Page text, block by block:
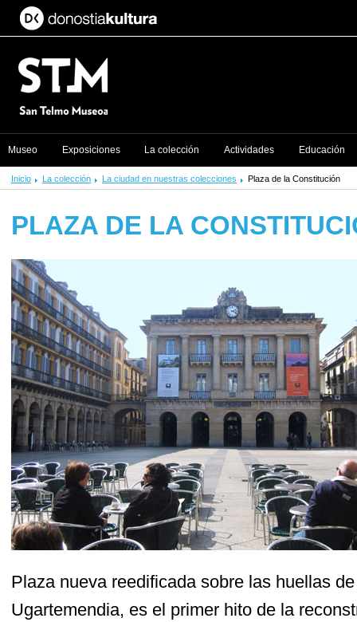
Inicio La colección La ciudad en nuestras colecciones Plaza de la Constitución
PLAZA DE LA
Plaza nueva reedificada sobre las huellas
Ugartemendia, es el primer hito de la
Museo Exposiciones La colección Actividades Educación